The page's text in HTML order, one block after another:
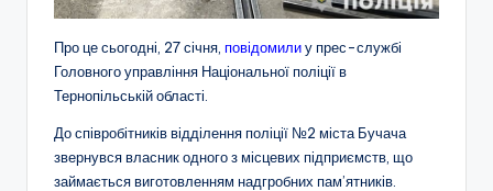
Про це сьогодні, 27 січня, повідомилиу прес-службі
Головного управління Національної поліції в
Тернопільській області.
До співробітників відділення поліції №2 міста Бучача
звернувся власник одного з місцевих підприємств, що
займається виготовленням надгробних пам’ятників.